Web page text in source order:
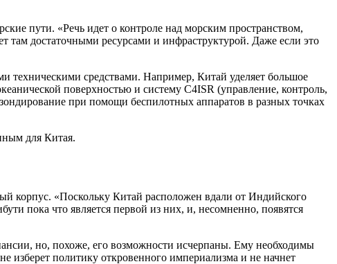
пути. «Речь идет о контроле над морским пространством,
там достаточными ресурсами и инфраструктурой. Даже если это
техническими средствами. Например, Китай уделяет большое
поверхностью и систему C4ISR (управление, контроль,
при помощи беспилотных аппаратов в разных точках
для Китая.
корпус. «Поскольку Китай расположен вдали от Индийского
пока что является первой из них, и, несомненно, появятся
но, похоже, его возможности исчерпаны. Ему необходимы
политику откровенного империализма и не начнет